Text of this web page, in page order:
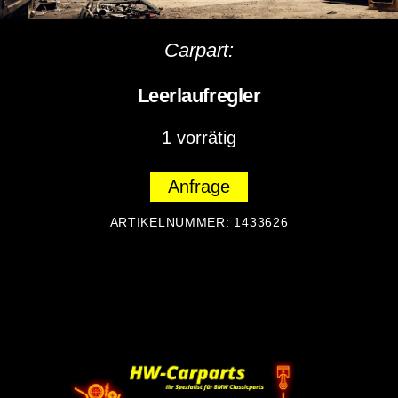
Carpart:
Leerlaufregler
1 vorrätig
Anfrage
ARTIKELNUMMER: 1433626